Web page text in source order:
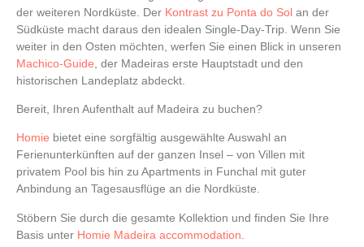
der weiteren Nordküste. Der Kontrast zu Ponta do Sol an der
Südküste macht daraus den idealen Single-Day-Trip. Wenn Sie
weiter in den Osten möchten, werfen Sie einen Blick in unseren
Machico-Guide , der Madeiras erste Hauptstadt und den
historischen Landeplatz abdeckt.
Bereit, Ihren Aufenthalt auf Madeira zu buchen?
Homie bietet eine sorgfältig ausgewählte Auswahl an
Ferienunterkünften auf der ganzen Insel – von Villen mit
privatem Pool bis hin zu Apartments in Funchal mit guter
Anbindung an Tagesausflüge an die Nordküste.
Stöbern Sie durch die gesamte Kollektion und finden Sie Ihre
Basis unter Homie Madeira accommodation